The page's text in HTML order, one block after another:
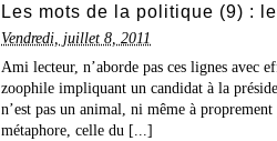
Les mots de la politique (9) :
Vendredi, juillet 8, 2011
Ami lecteur, n’aborde pas ces lignes avec
zoophile impliquant un candidat à la
n’est pas un animal, ni même à
métaphore, celle du [...]